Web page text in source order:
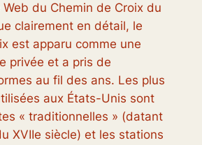
du Chemin de Croix du
clairement en détail, le
est apparu comme une
privée et a pris de
au fil des ans. Les plus
aux États-Unis sont
« traditionnelles » (datant
XVIIe siècle) et les stations